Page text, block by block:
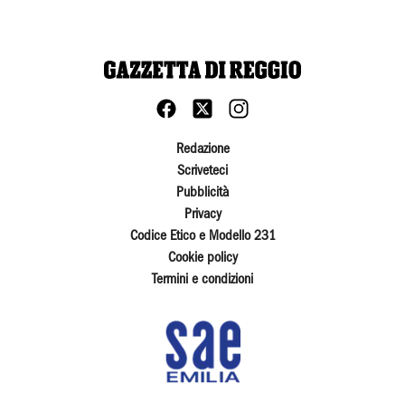
Redazione
Scriveteci
Pubblicità
Privacy
Codice Etico e Modello 231
Cookie policy
Termini e condizioni